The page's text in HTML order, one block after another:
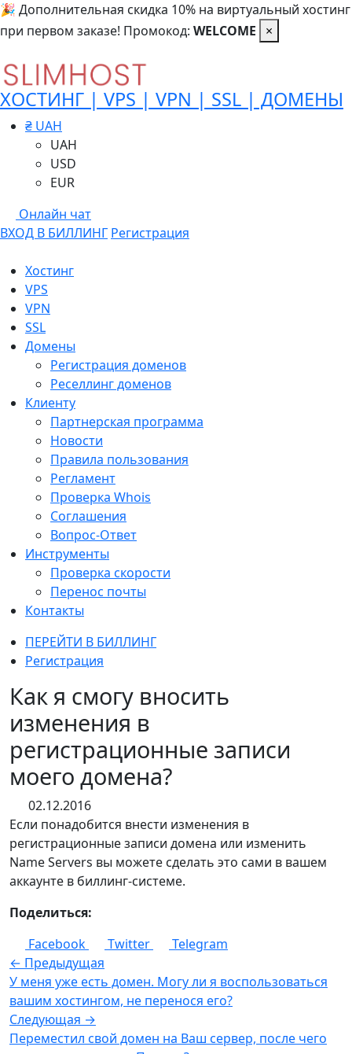
🎉 Дополнительная скидка 10% на виртуальный хостинг
при первом заказе! Промокод: WELCOME ×
ХОСТИНГ | VPS | VPN | SSL | ДОМЕНЫ
₴ UAH
UAH
USD
EUR
Онлайн чат
ВХОД В БИЛЛИНГ Регистрация
Хостинг
VPS
VPN
SSL
Домены
Регистрация доменов
Реселлинг доменов
Клиенту
Партнерская программа
Новости
Правила пользования
Регламент
Проверка Whois
Соглашения
Вопрос-Ответ
Инструменты
Проверка скорости
Перенос почты
Контакты
ПЕРЕЙТИ В БИЛЛИНГ
Регистрация
Как я смогу вносить
изменения в
регистрационные записи
моего домена?
02.12.2016
Если понадобится внести изменения в
регистрационные записи домена или изменить
Name Servers вы можете сделать это сами в вашем
аккаунте в биллинг-системе.
Поделиться:
Facebook
Twitter
Telegram
← Предыдущая
У меня уже есть домен. Могу ли я воспользоваться
вашим хостингом, не перенося его?
Следующая →
Переместил свой домен на Ваш сервер, после чего